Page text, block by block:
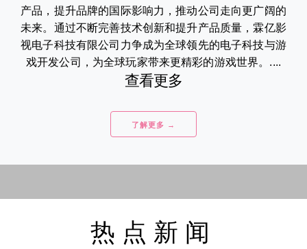
产品，提升品牌的国际影响力，推动公司走向更广阔的
未来。通过不断完善技术创新和提升产品质量，霖亿影
视电子科技有限公司力争成为全球领先的电子科技与游
戏开发公司，为全球玩家带来更精彩的游戏世界。....
查看更多
了解更多 →
热点新闻